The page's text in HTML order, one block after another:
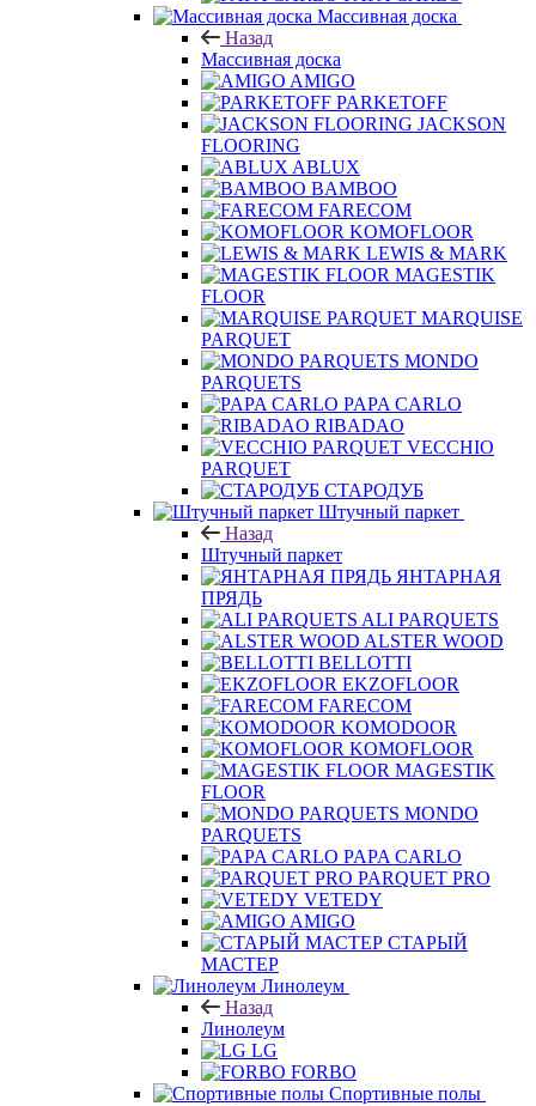
Массивная доска
Назад
Массивная доска
AMIGO
PARKETOFF
JACKSON
FLOORING
ABLUX
BAMBOO
FARECOM
KOMOFLOOR
LEWIS & MARK
MAGESTIK
FLOOR
MARQUISE
PARQUET
MONDO
PARQUETS
PAPA CARLO
RIBADAO
VECCHIO
PARQUET
СТАРОДУБ
Штучный паркет
Назад
Штучный паркет
ЯНТАРНАЯ
ПРЯДЬ
ALI PARQUETS
ALSTER WOOD
BELLOTTI
EKZOFLOOR
FARECOM
KOMODOOR
KOMOFLOOR
MAGESTIK
FLOOR
MONDO
PARQUETS
PAPA CARLO
PARQUET PRO
VETEDY
AMIGO
СТАРЫЙ
МАСТЕР
Линолеум
Назад
Линолеум
LG
FORBO
Спортивные полы